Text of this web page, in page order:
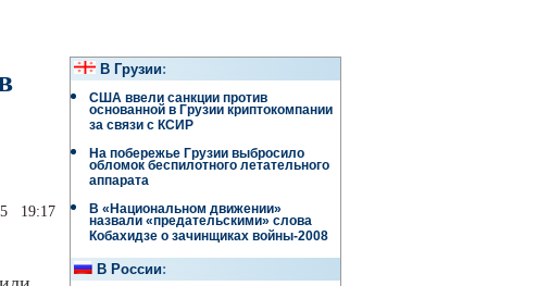
19:17
В Грузии:
США ввели санкции против
основанной в Грузии криптокомпании
за связи с КСИР
На побережье Грузии выбросило
обломок беспилотного летательного
аппарата
В «Национальном движении»
назвали «предательскими» слова
Кобахидзе о зачинщиках войны-2008
В России: